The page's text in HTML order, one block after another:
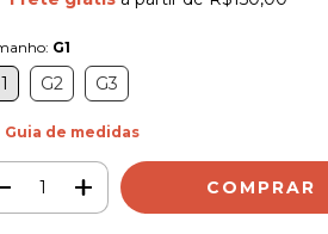
G1
G2 G3
Guia de medidas